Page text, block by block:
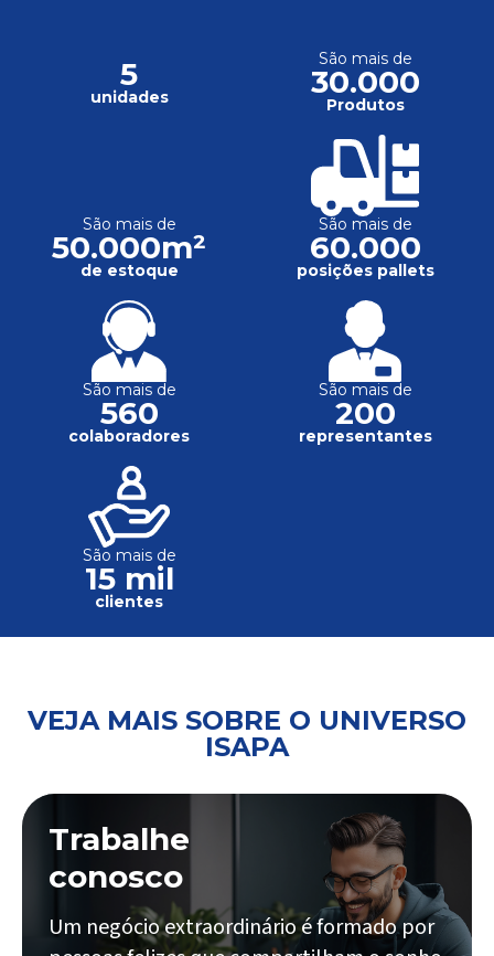
5
unidades
São mais de
30.000
Produtos
São mais de
50.000m²
de estoque
São mais de
60.000
posições pallets
São mais de
560
colaboradores
São mais de
200
representantes
São mais de
15 mil
clientes
VEJA MAIS SOBRE O UNIVERSO
ISAPA
Trabalhe
conosco
Um negócio extraordinário é formado por